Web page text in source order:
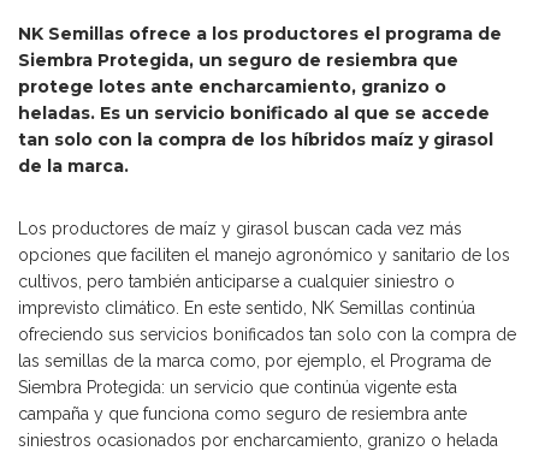
NK Semillas ofrece a los productores el programa de
Siembra Protegida, un seguro de resiembra que
protege lotes ante encharcamiento, granizo o
heladas. Es un servicio bonificado al que se accede
tan solo con la compra de los híbridos maíz y girasol
de la marca.
Los productores de maíz y girasol buscan cada vez más
opciones que faciliten el manejo agronómico y sanitario de los
cultivos, pero también anticiparse a cualquier siniestro o
imprevisto climático. En este sentido, NK Semillas continúa
ofreciendo sus servicios bonificados tan solo con la compra de
las semillas de la marca como, por ejemplo, el Programa de
Siembra Protegida: un servicio que continúa vigente esta
campaña y que funciona como seguro de resiembra ante
siniestros ocasionados por encharcamiento, granizo o helada